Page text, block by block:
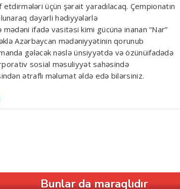
üçün şərait yaradılacaq. Çempionatın
dəyərli hədiyyələrlə
ifadə vasitəsi kimi gücünə inanan “Nar”
Azərbaycan mədəniyyətinin qorunub
gələcək nəslə ünsiyyətdə və özünüifadədə
sosial məsuliyyət sahəsində
ətraflı məlumat əldə edə bilərsiniz.
Bunlar da maraqlıdır